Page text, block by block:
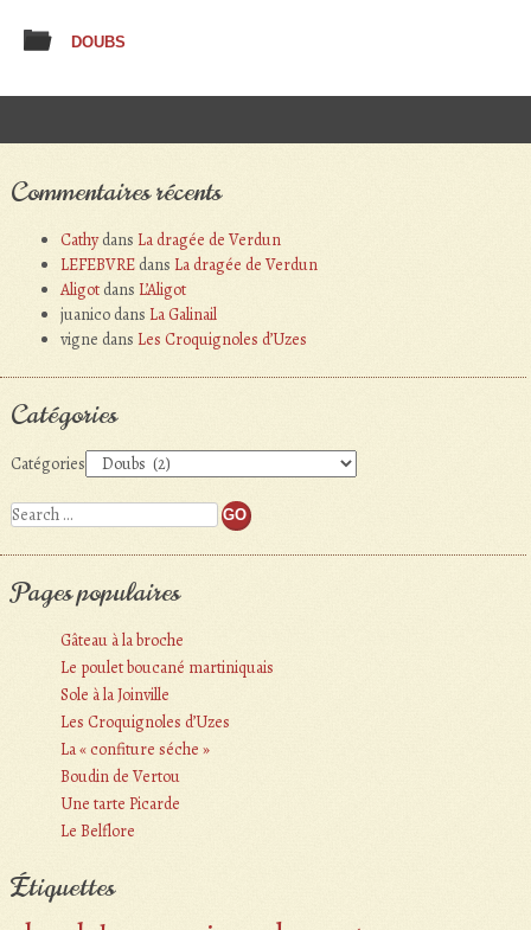
DOUBS
Post navigation
Commentaires récents
Cathydans La dragée de Verdun
LEFEBVREdans La dragée de Verdun
Aligotdans L’Aligot
juanicodans La Galinail
vigne dans Les Croquignoles d’Uzes
Catégories
Catégories
Search
Pages populaires
Gâteau à la broche
Le poulet boucané martiniquais
Sole à la Joinville
Les Croquignoles d’Uzes
La « confiture séche »
Boudin de Vertou
Une tarte Picarde
Le Belflore
Étiquettes